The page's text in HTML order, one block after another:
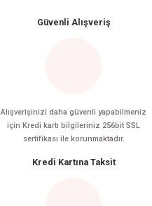
Güvenli Alışveriş
Alışverişinizi daha güvenli yapabilmeniz
için Kredi kartı bilgileriniz 256bit SSL
sertifikası ile korunmaktadır.
Kredi Kartına Taksit